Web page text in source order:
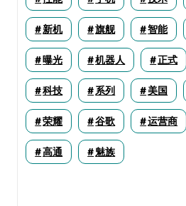
新机 旗舰 智能
曝光 机器人 正式
科技 系列 美国
荣耀 谷歌 运营商
高通 魅族